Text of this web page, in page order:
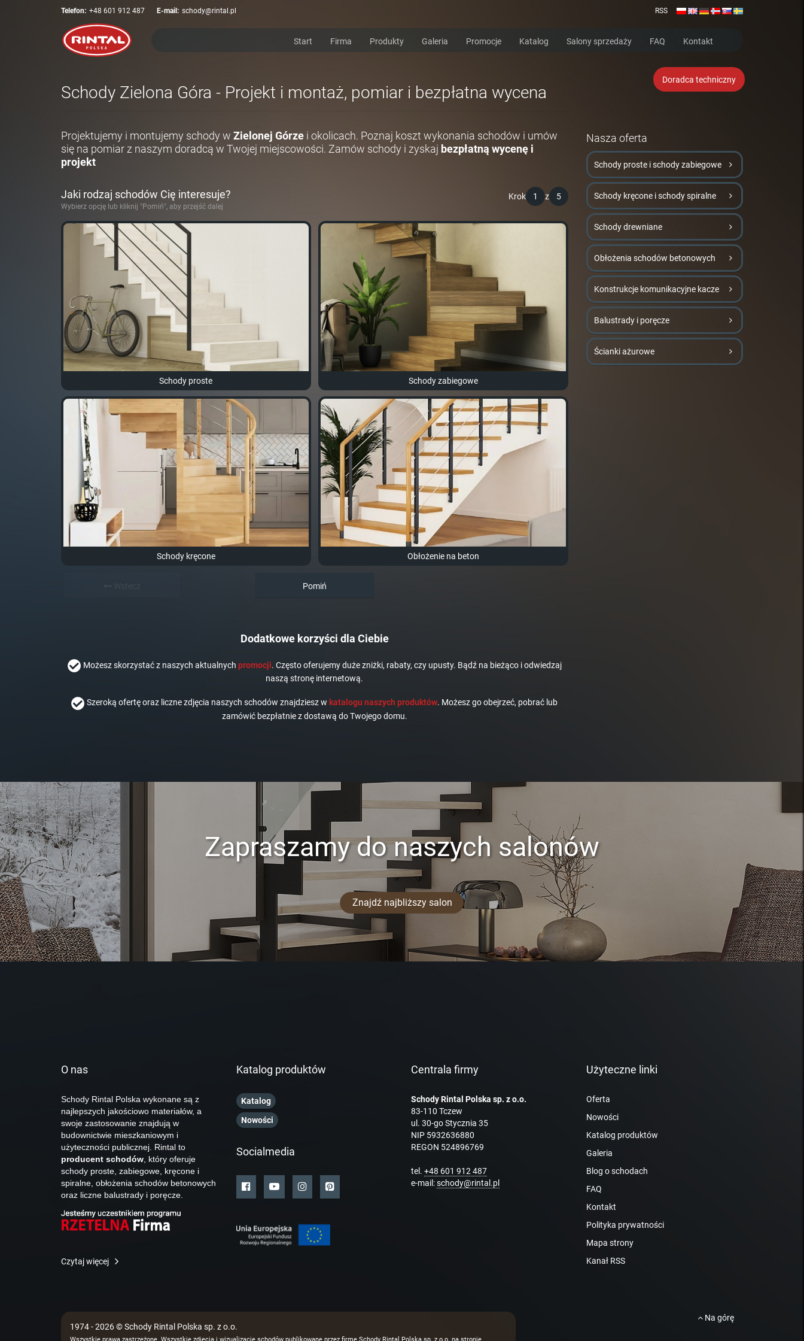
Telefon: +48 601 912 487 E-mail: schody@rintal.pl RSS
Start Firma Produkty Galeria Promocje Katalog Salony sprzedaży FAQ Kontakt
Doradca techniczny
Schody Zielona Góra - Projekt i montaż, pomiar i bezpłatna wycena
Projektujemy i montujemy schody w Zielonej Górze i okolicach. Poznaj koszt wykonania schodów i umów
się na pomiar z naszym doradcą w Twojej miejscowości. Zamów schody i zyskaj bezpłatną wycenę i
projekt
Krok 1 z 5
Jaki rodzaj schodów Cię interesuje?
Wybierz opcję lub kliknij "Pomiń", aby przejść dalej
Schody proste Schody zabiegowe
Schody kręcone Obłożenie na beton
Pomiń
Dodatkowe korzyści dla Ciebie
Możesz skorzystać z naszych aktualnych promocji. Często oferujemy duże zniżki, rabaty, czy upusty. Bądź na bieżąco i odwiedzaj
naszą stronę internetową.
Szeroką ofertę oraz liczne zdjęcia naszych schodów znajdziesz w katalogu naszych produktów. Możesz go obejrzeć, pobrać lub
zamówić bezpłatnie z dostawą do Twojego domu.
Nasza oferta
Schody proste i schody zabiegowe
Schody kręcone i schody spiralne
Schody drewniane
Obłożenia schodów betonowych
Konstrukcje komunikacyjne kacze
Balustrady i poręcze
Ścianki ażurowe
Zapraszamy do naszych salonów
Znajdź najbliższy salon
O nas
Schody Rintal Polska wykonane są z
najlepszych jakościowo materiałów, a
swoje zastosowanie znajdują w
budownictwie mieszkaniowym i
użyteczności publicznej. Rintal to
producent schodów , który oferuje
schody proste, zabiegowe, kręcone i
spiralne, obłożenia schodów betonowych
oraz liczne balustrady i poręcze.
Czytaj więcej
Katalog produktów
Katalog
Nowości
Socialmedia
Centrala firmy
Schody Rintal Polska sp. z o.o.
83-110 Tczew
ul. 30-go Stycznia 35
NIP 5932636880
REGON 524896769
tel. +48 601 912 487
e-mail:schody@rintal.pl
Użyteczne linki
Oferta
Nowości
Katalog produktów
Galeria
Blog o schodach
FAQ
Kontakt
Polityka prywatności
Mapa strony
Kanał RSS
1974 - 2026 © Schody Rintal Polska sp. z o.o.
Na górę